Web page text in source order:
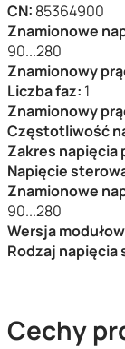
CN: 85364900
Znamionowe
90...280
Znamionowy
Liczba faz: 1
Znamionowy
Częstotliwość
Zakres napięcia
Napięcie
Znamionowe
90...280
Wersja
Rodzaj napięcia
Cechy